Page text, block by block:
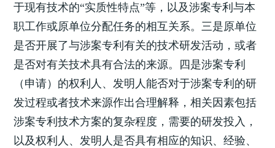
于现有技术的“实质性特点”等，以及涉案专利与本
职工作或原单位分配任务的相互关系。三是原单位
是否开展了与涉案专利有关的技术研发活动，或者
是否对有关技术具有合法的来源。四是涉案专利
（申请）的权利人、发明人能否对于涉案专利的研
发过程或者技术来源作出合理解释，相关因素包括
涉案专利技术方案的复杂程度，需要的研发投入，
以及权利人、发明人是否具有相应的知识、经验、